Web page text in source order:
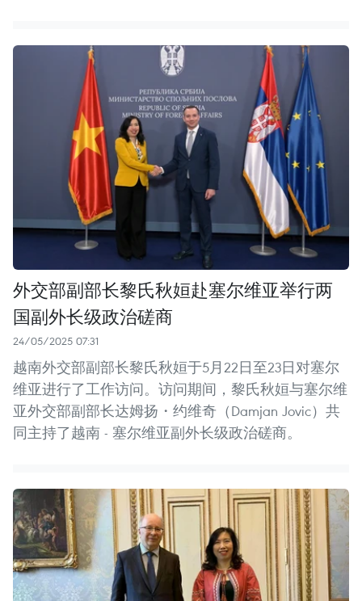
外交部副部长黎氏秋姮赴塞尔维亚举行两
国副外长级政治磋商
24/05/2025 07:31
越南外交部副部长黎氏秋姮于5月22日至23日对塞尔
维亚进行了工作访问。访问期间，黎氏秋姮与塞尔维
亚外交部副部长达姆扬・约维奇（Damjan Jovic）共
同主持了越南 - 塞尔维亚副外长级政治磋商。